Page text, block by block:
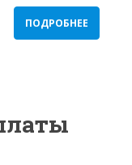
ПОДРОБНЕЕ